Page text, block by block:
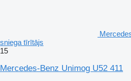
sniega tīrītājs
15
Mercedes-Benz Unimog U52 411